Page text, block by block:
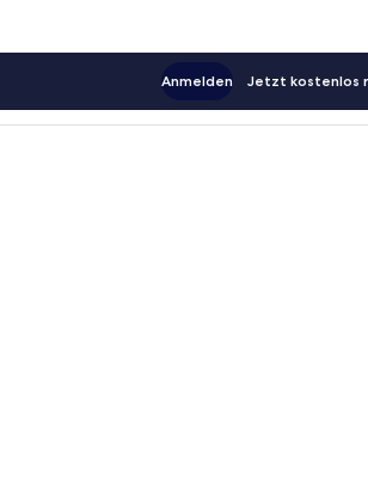
Anmelden Jetzt kostenlos